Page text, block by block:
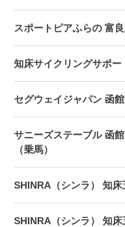
スポートピアふらの 富
知床サイクリングサポ
セグウェイジャパン 函
サニーズステーブル 函
（乗馬）
SHINRA（シンラ） 知
SHINRA（シンラ） 知